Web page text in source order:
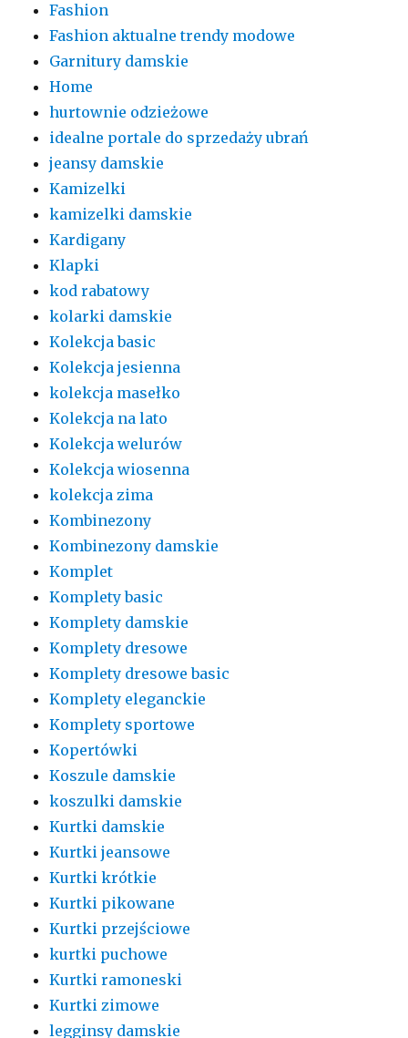
Fashion
Fashion aktualne trendy modowe
Garnitury damskie
Home
hurtownie odzieżowe
idealne portale do sprzedaży ubrań
jeansy damskie
Kamizelki
kamizelki damskie
Kardigany
Klapki
kod rabatowy
kolarki damskie
Kolekcja basic
Kolekcja jesienna
kolekcja masełko
Kolekcja na lato
Kolekcja welurów
Kolekcja wiosenna
kolekcja zima
Kombinezony
Kombinezony damskie
Komplet
Komplety basic
Komplety damskie
Komplety dresowe
Komplety dresowe basic
Komplety eleganckie
Komplety sportowe
Kopertówki
Koszule damskie
koszulki damskie
Kurtki damskie
Kurtki jeansowe
Kurtki krótkie
Kurtki pikowane
Kurtki przejściowe
kurtki puchowe
Kurtki ramoneski
Kurtki zimowe
legginsy damskie